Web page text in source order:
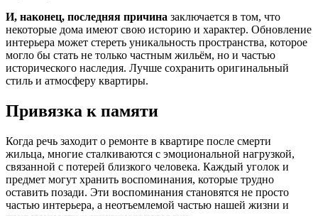
И, наконец, последняя причина заключается в том, что
некоторые дома имеют свою историю и характер. Обновление
интерьера может стереть уникальность пространства, которое
могло бы стать не только частным жильём, но и частью
исторического наследия. Лучше сохранить оригинальный
стиль и атмосферу квартиры.
Привязка к памяти
Когда речь заходит о ремонте в квартире после смерти
жильца, многие сталкиваются с эмоциональной нагрузкой,
связанной с потерей близкого человека. Каждый уголок и
предмет могут хранить воспоминания, которые трудно
оставить позади. Эти воспоминания становятся не просто
частью интерьера, а неотъемлемой частью нашей жизни и